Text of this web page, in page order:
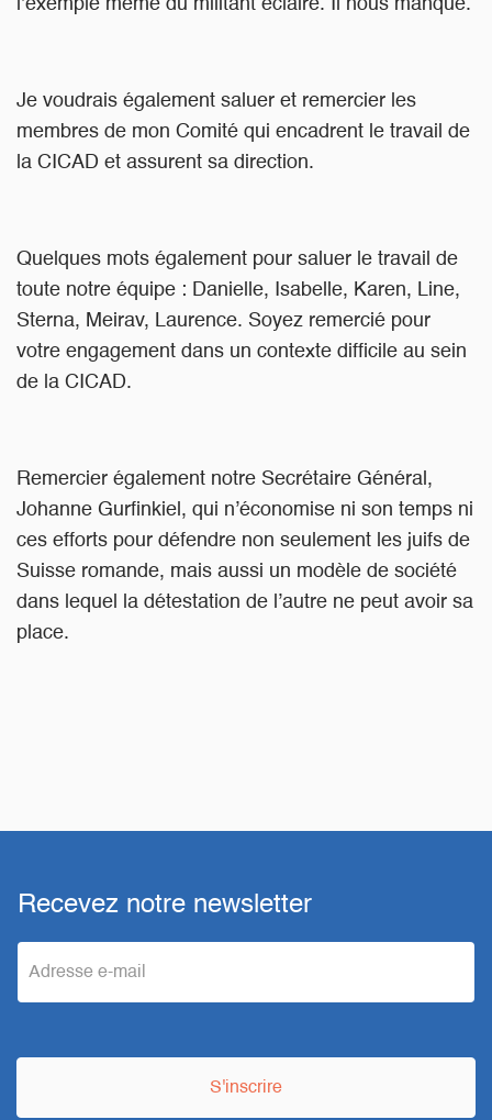
l’exemple même du militant éclairé. Il nous manque.
Je voudrais également saluer et remercier les
membres de mon Comité qui encadrent le travail de
la CICAD et assurent sa direction.
Quelques mots également pour saluer le travail de
toute notre équipe : Danielle, Isabelle, Karen, Line,
Sterna, Meirav, Laurence. Soyez remercié pour
votre engagement dans un contexte difficile au sein
de la CICAD.
Remercier également notre Secrétaire Général,
Johanne Gurfinkiel, qui n’économise ni son temps ni
ces efforts pour défendre non seulement les juifs de
Suisse romande, mais aussi un modèle de société
dans lequel la détestation de l’autre ne peut avoir sa
place.
Recevez notre newsletter
e
S'inscrire